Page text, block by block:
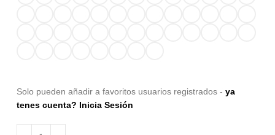
Solo pueden añadir a favoritos usuarios registrados - ya
tenes cuenta? Inicia Sesión